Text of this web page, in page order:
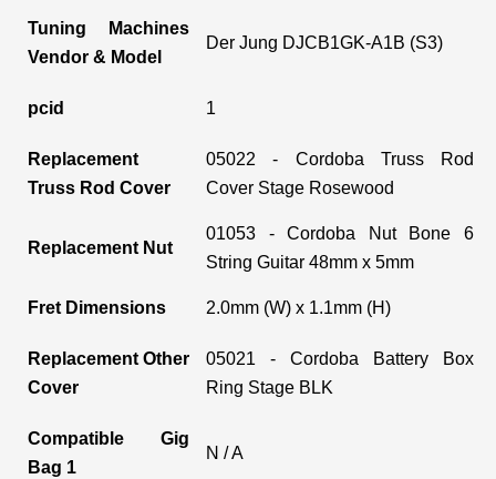
Tuning Machines
Vendor & Model
Der Jung DJCB1GK-A1B (S3)
pcid 1
Replacement
Truss Rod Cover
05022 - Cordoba Truss Rod
Cover Stage Rosewood
Replacement Nut
01053 - Cordoba Nut Bone 6
String Guitar 48mm x 5mm
Fret Dimensions 2.0mm (W) x 1.1mm (H)
Replacement Other
Cover
05021 - Cordoba Battery Box
Ring Stage BLK
Compatible Gig
Bag 1
N / A